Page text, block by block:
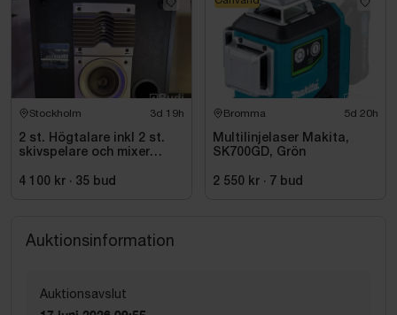
Stockholm 3d 19h
2 st. Högtalare inkl 2 st.
skivspelare och mixer
4 100 kr · 35 bud
Bromma 5d 20h
Multilinjelaser Makita,
SK700GD, Grön
2 550 kr · 7 bud
Auktionsinformation
Auktionsavslut